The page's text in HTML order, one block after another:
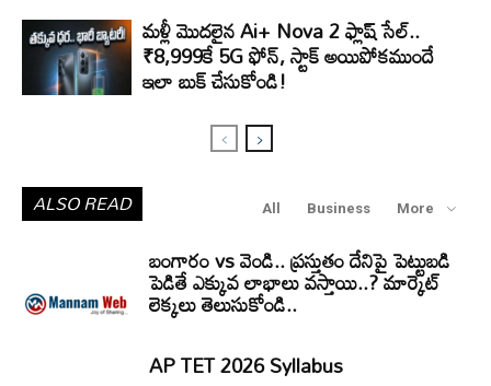
మళ్లీ మొదలైన Ai+ Nova 2 ఫ్లాష్ సేల్..
₹8,999కే 5G ఫోన్, స్టాక్ అయిపోకముందే
ఇలా బుక్ చేసుకోండి!
ALSO READ All Business More
బంగారం vs వెండి.. ప్రస్తుతం దేనిపై పెట్టుబడి
పెడితే ఎక్కువ లాభాలు వస్తాయి..? మార్కెట్
లెక్కలు తెలుసుకోండి..
AP TET 2026 Syllabus